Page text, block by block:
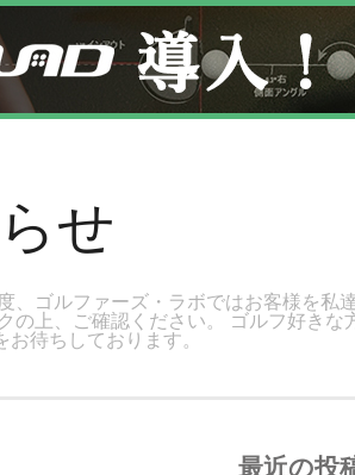
せ
ゴルファーズ・ラボではお客様を私
上、ご確認ください。 ゴルフ好きな
待ちしております。
最近の投